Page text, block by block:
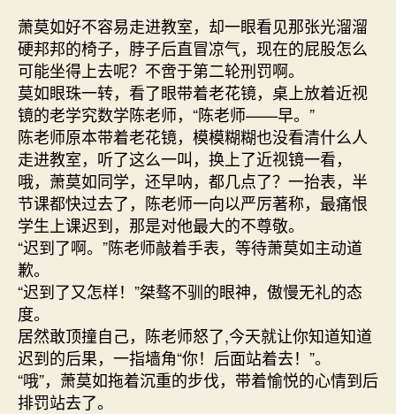
萧莫如好不容易走进教室，却一眼看见那张光溜溜
硬邦邦的椅子，脖子后直冒凉气，现在的屁股怎么
可能坐得上去呢？不啻于第二轮刑罚啊。
莫如眼珠一转，看了眼带着老花镜，桌上放着近视
镜的老学究数学陈老师，“陈老师——早。”
陈老师原本带着老花镜，模模糊糊也没看清什么人
走进教室，听了这么一叫，换上了近视镜一看，
哦，萧莫如同学，还早呐，都几点了？一抬表，半
节课都快过去了，陈老师一向以严厉著称，最痛恨
学生上课迟到，那是对他最大的不尊敬。
“迟到了啊。”陈老师敲着手表，等待萧莫如主动道
歉。
“迟到了又怎样！”桀骜不驯的眼神，傲慢无礼的态
度。
居然敢顶撞自己，陈老师怒了,今天就让你知道知道
迟到的后果，一指墙角“你！后面站着去！”。
“哦”，萧莫如拖着沉重的步伐，带着愉悦的心情到后
排罚站去了。